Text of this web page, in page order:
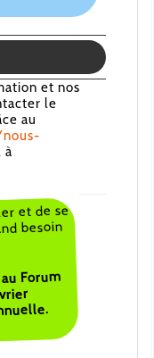
et nos
le
au
à
et de se
besoin
Forum